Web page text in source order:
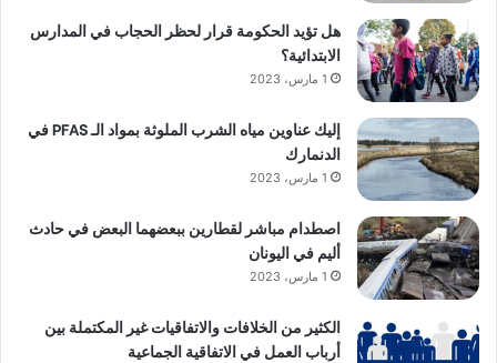
هل تؤيد الحكومة قرار لحظر الحجاب في المدارس
الابتدائية؟
1 مارس، 2023
إليك عناوين مياه الشرب الملوثة بمواد الـ PFAS في
الدنمارك
1 مارس، 2023
اصطدام مباشر لقطارين ببعضهما البعض في حادث
أليم في اليونان
1 مارس، 2023
الكثير من الخلافات والاتفاقيات غير المكتملة بين
أرباب العمل في الاتفاقية الجماعية